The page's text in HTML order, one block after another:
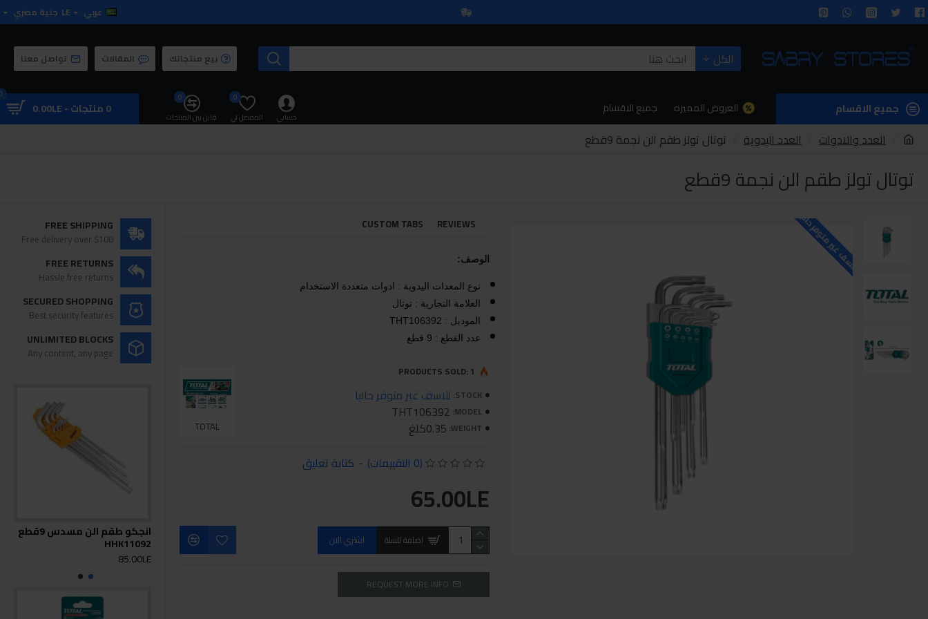
عربي LE جنية مصري
الكل بيع منتجاتك المقالات تواصل معنا
جميع الاقسام العروض المميزه جميع الاقسام
حسابي المفضل لي
0
قارن بين المنتجات
0
0 منتجات - 0.00LE
العدد والادوات العدد اليدوية توتال تولز طقم الن نجمة 9قطع
توتال تولز طقم الن نجمة 9قطع
للاسف غير متوفر حاليا REVIEWS
CUSTOM TABS
الوصف:
نوع المعدات اليدوية : ادوات متعددة الاستخدام
العلامة التجارية : توتال
الموديل : THT106392
عدد القطع : 9 قطع
STOCK: للاسف غير متوفر حاليا
MODEL:
THT106392
WEIGHT: 0.35كلغ TOTAL
PRODUCTS SOLD: 1
(0 التقييمات) - كتابة تعليق
65.00LE
اضافة للسلة اشتري الان
REQUEST MORE INFO
FREE SHIPPING
Free delivery over $100
FREE RETURNS
Hassle free returns
SECURED SHOPPING
Best security features
UNLIMITED BLOCKS
Any content, any page
انجكو طقم الن مسدس 9قطع
HHK11092
85.00LE